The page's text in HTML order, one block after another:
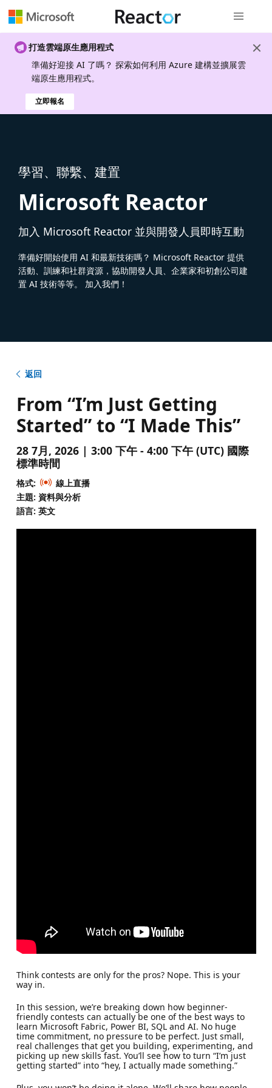
打造雲端原生應用程式
準備好迎接 AI 了嗎？ 探索如何利用 Azure 建構並擴展雲
端原生應用程式。
立即報名
學習、聯繫、建置
Microsoft Reactor
加入 Microsoft Reactor 並與開發人員即時互動
準備好開始使用 AI 和最新技術嗎？ Microsoft Reactor 提供
活動、訓練和社群資源，協助開發人員、企業家和初創公司建
置 AI 技術等等。 加入我們！
返回
From “I’m Just Getting
Started” to “I Made This”
28 7月, 2026 | 3:00 下午 - 4:00 下午 (UTC) 國際
標準時間
格式:
線上直播
主題: 資料與分析
語言: 英文
Think contests are only for the pros? Nope. This is your
way in.
In this session, we’re breaking down how beginner-
friendly contests can actually be one of the best ways to
learn Microsoft Fabric, Power BI, SQL and AI. No huge
time commitment, no pressure to be perfect. Just small,
real challenges that get you building, experimenting, and
picking up new skills fast. You’ll see how to turn “I’m just
getting started” into “hey, I actually made something.”